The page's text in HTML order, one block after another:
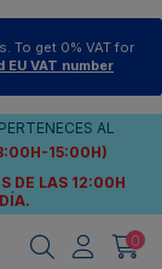
To get 0% VAT for
VAT number
AL
15:00H)
DE LAS 12:00H
0